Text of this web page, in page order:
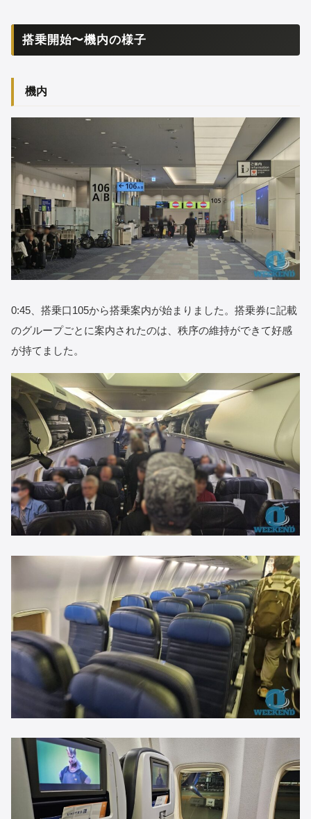
搭乗開始〜機内の様子
機内
0:45、搭乗口105から搭乗案内が始まりました。搭乗券に記載
のグループごとに案内されたのは、秩序の維持ができて好感
が持てました。